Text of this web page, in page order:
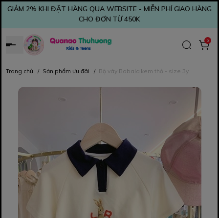
GIẢM 2% KHI ĐẶT HÀNG QUA WEBSITE - MIỄN PHÍ GIAO HÀNG
CHO ĐƠN TỪ 450K
0
Trang chủ / Sản phẩm ưu đãi / Bộ váy Babala kem thỏ - size 3y